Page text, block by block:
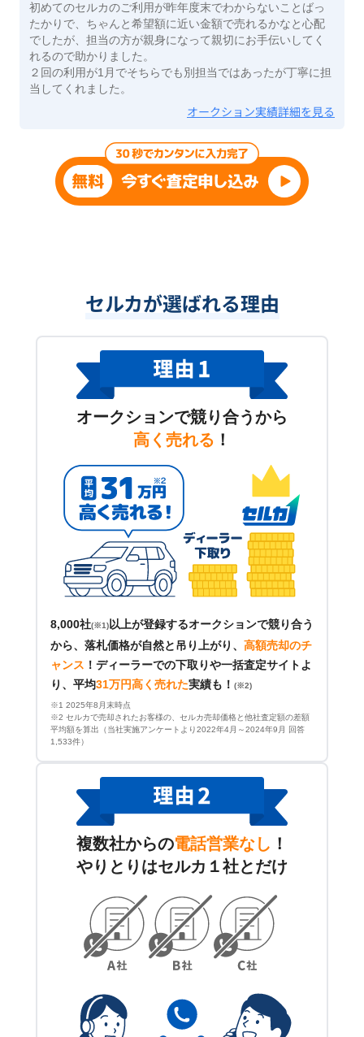
初めてのセルカのご利用が昨年度末でわからないことばっ
たかりで、ちゃんと希望額に近い金額で売れるかなと心配
でしたが、担当の方が親身になって親切にお手伝いしてく
れるので助かりました。
２回の利用が1月でそちらでも別担当ではあったが丁寧に担
当してくれました。
オークション実績詳細を見る
セルカが選ばれる理由
オークションで競り合うから
高く売れる ！
8,000社(※1) 以上が登録するオークションで競り合う
から、落札価格が自然と吊り上がり、 高額売却のチ
ャンス ！ ディーラーでの下取りや一括査定サイトよ
り、平均31万円高く売れた実績も！ (※2)
※1 2025年8月末時点
※2 セルカで売却されたお客様の、セルカ売却価格と他社査定額の差額
平均額を算出（当社実施アンケートより2022年4月～2024年9月 回答
1,533件）
複数社からの電話営業なし ！
やりとりはセルカ１社とだけ